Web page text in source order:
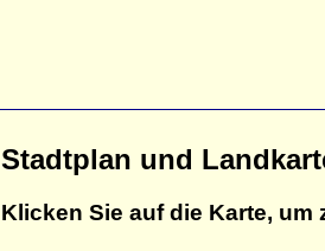
Stadtplan und
Klicken Sie auf die Karte,